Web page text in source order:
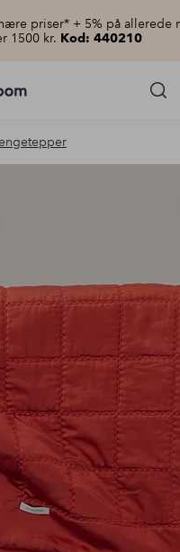
priser* + 5% på allerede
1500 kr. Kod: 440210